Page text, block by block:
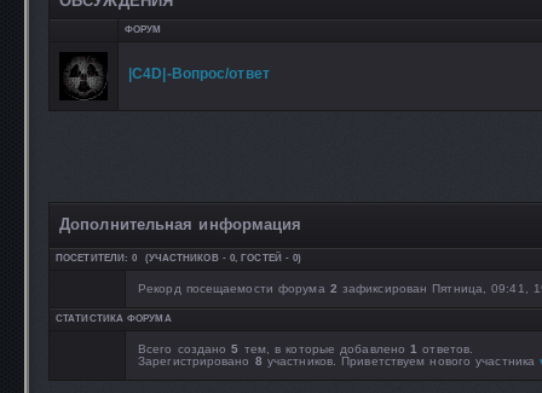
ФОРУМ
|C4D|-Вопрос/ответ
Дополнительная информация
ПОСЕТИТЕЛИ:0 (УЧАСТНИКОВ - 0, ГОСТЕЙ -0)
Рекорд посещаемости форума 2 зафиксирован Пятница, 09:41,
СТАТИСТИКА ФОРУМА
Всего создано5 тем, в которые добавлено1 ответов.
Зарегистрировано 8 участников. Приветствуем нового участника